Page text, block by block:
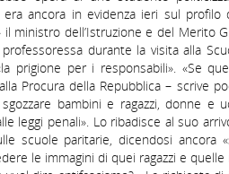
ancora in evidenza ieri sul profilo
il ministro dell’Istruzione e del Merito
durante la visita alla
prigione per i responsabili». «Se
Procura della Repubblica – scrive
bambini e ragazzi, donne e
leggi penali». Lo ribadisce al suo
scuole paritarie, dicendosi ancora
le immagini di quei ragazzi e quelle